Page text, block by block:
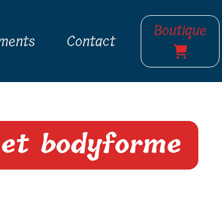
Contact Boutique
bodyforme